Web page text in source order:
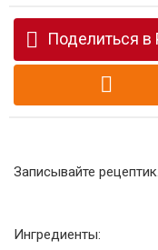
Поделиться в
Записывайте
Ингредиенты: